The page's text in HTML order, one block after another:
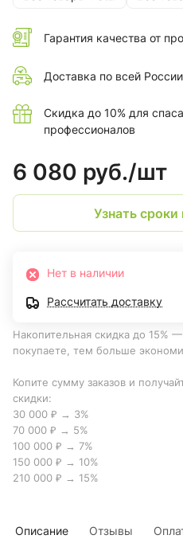
Гарантия качества от
Доставка по всей
Скидка до 10% для
профессионалов
6 080 руб./шт
Узнать сроки
Нет в наличии
Рассчитать доставку
Накопительная скидка до 15%
покупаете, тем больше
Копите сумму заказов и
скидки:
30 000 ₽ → 3%
70 000 ₽ → 5%
100 000 ₽ → 7%
150 000 ₽ → 10%
210 000 ₽ → 15%
Описание Отзывы